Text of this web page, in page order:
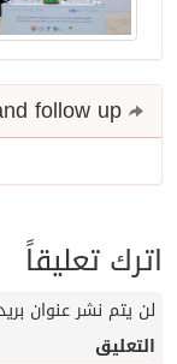
اترك تعليقاً
لن يتم نشر عنوان
التعليق